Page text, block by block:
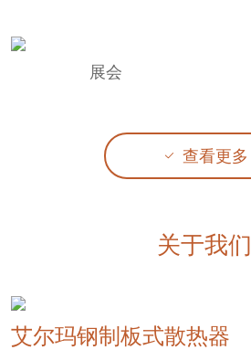
展会
 查看更多
关于我们
艾尔玛钢制板式散热器